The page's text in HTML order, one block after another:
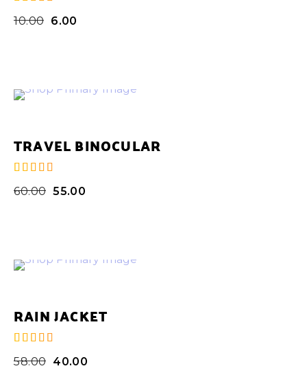
de 5
10.00 6.00
TRAVEL BINOCULAR
de 5
60.00 55.00
RAIN JACKET
de 5
58.00 40.00